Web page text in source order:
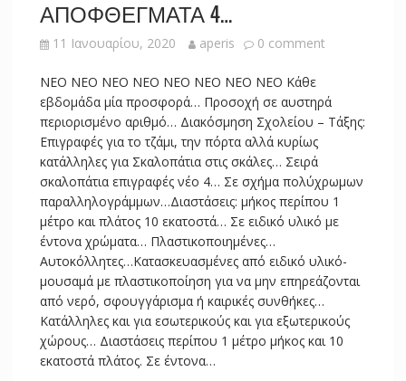
ΑΠΟΦΘΕΓΜΑΤΑ 4…
11 Ιανουαρίου, 2020 aperis 0 comment
NEO NEO NEO NEO NEO NEO NEO NEO Κάθε
εβδομάδα μία προσφορά… Προσοχή σε αυστηρά
περιορισμένο αριθμό… Διακόσμηση Σχολείου – Τάξης:
Επιγραφές για το τζάμι, την πόρτα αλλά κυρίως
κατάλληλες για Σκαλοπάτια στις σκάλες… Σειρά
σκαλοπάτια επιγραφές νέο 4… Σε σχήμα πολύχρωμων
παραλληλογράμμων…Διαστάσεις: μήκος περίπου 1
μέτρο και πλάτος 10 εκατοστά… Σε ειδικό υλικό με
έντονα χρώματα… Πλαστικοποιημένες…
Αυτοκόλλητες…Κατασκευασμένες από ειδικό υλικό-
μουσαμά με πλαστικοποίηση για να μην επηρεάζονται
από νερό, σφουγγάρισμα ή καιρικές συνθήκες…
Κατάλληλες και για εσωτερικούς και για εξωτερικούς
χώρους… Διαστάσεις περίπου 1 μέτρο μήκος και 10
εκατοστά πλάτος. Σε έντονα…